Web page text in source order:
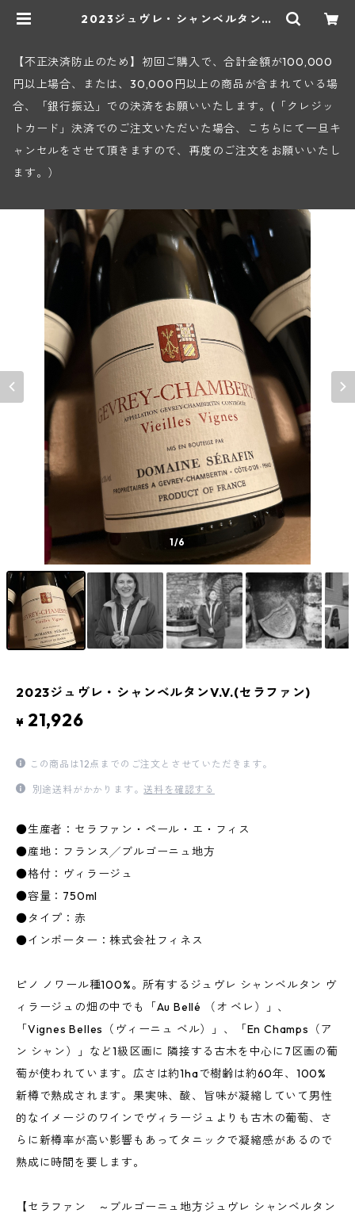
2023ジュヴレ・シャンベルタンV.
【不正決済防止のため】初回ご購入で、合計金額が100,000
円以上場合、または、30,000円以上の商品が含まれている場
合、「銀行振込」での決済をお願いいたします。(「クレジッ
トカード」決済でのご注文いただいた場合、こちらにて一旦キ
ャンセルをさせて頂きますので、再度のご注文をお願いいたし
ます。）
1/6
2023ジュヴレ・シャンベルタンV.V.(セラファン)
¥ 21,926
この商品は12点までのご注文とさせていただきます。
別途送料がかかります。送料を確認する
●生産者：セラファン・ペール・エ・フィス
●産地：フランス╱ブルゴーニュ地方
●格付：ヴィラージュ
●容量：750ml
●タイプ：赤
●インポーター：株式会社フィネス
ピノ ノワール種100%。所有するジュヴレ シャンベルタン ヴ
ィラージュの畑の中でも「Au Bellé （オ ベレ）」、
「Vignes Belles（ヴィーニュ ベル）」、「En Champs（ア
ン シャン）」など1級区画に 隣接する古木を中心に7区画の葡
萄が使われています。広さは約1haで樹齢は約60年、100%
新樽で熟成されます。果実味、酸、旨味が凝縮していて男性
的なイメージのワインでヴィラージュよりも古木の葡萄、さ
らに新樽率が高い影響もあってタニックで凝縮感があるので
熟成に時間を要します。
【セラファン ～ブルゴーニュ地方ジュヴレ シャンベルタン